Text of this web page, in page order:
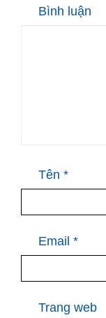
Bình luận
Tên *
Email *
Trang web